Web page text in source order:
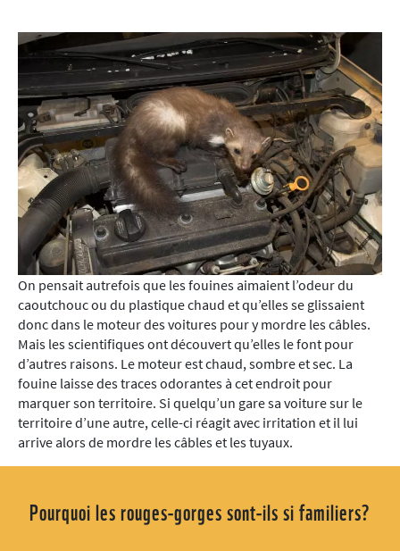
On pensait autrefois que les fouines aimaient l’odeur du
caoutchouc ou du plastique chaud et qu’elles se glissaient
donc dans le moteur des voitures pour y mordre les câbles.
Mais les scientifiques ont découvert qu’elles le font pour
d’autres raisons. Le moteur est chaud, sombre et sec. La
fouine laisse des traces odorantes à cet endroit pour
marquer son territoire. Si quelqu’un gare sa voiture sur le
territoire d’une autre, celle-ci réagit avec irritation et il lui
arrive alors de mordre les câbles et les tuyaux.
Pourquoi les rouges-gorges sont-ils si familiers?